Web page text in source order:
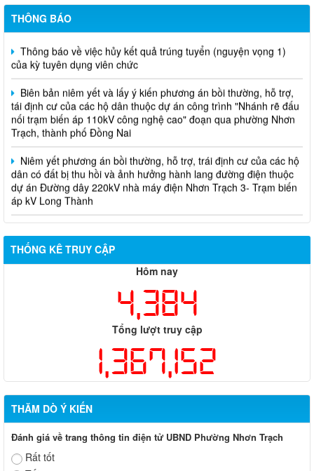
THÔNG BÁO
Niêm yết phương án bồi thường, hỗ trợ, tái định cư
Thông báo về việc hủy kết quả trúng tuyển (nguyện vọng 1)
của kỳ tuyên dụng viên chức
Biên bản niêm yết và lấy ý kiến phương án bồi thường, hỗ trợ,
tái định cư của các hộ dân thuộc dự án công trình "Nhánh rẽ đấu
nối trạm biến áp 110kV công nghệ cao" đoạn qua phường Nhơn
Trạch, thành phố Đồng Nai
Niêm yết phương án bồi thường, hỗ trợ, trái định cư của các hộ
dân có đất bị thu hồi và ảnh hưởng hành lang đường điện thuộc
dự án Đường dây 220kV nhà máy điện Nhơn Trạch 3- Trạm biến
áp kV Long Thành
Biên bản về việc niêm yết phương án bồi thường, hỗ trợ, tái
định cư của các hộ dân có đất bị thu hồi thuộc dự án nâng cấp
đường 25B cũ đoạn từ Trung tâm huyện Nhơn Trạch ra Quốc lộ
51, huyện Long Thành và huyện Nhơn Trạch
THỐNG KÊ TRUY CẬP
Hôm nay
4,384
Tổng lượt truy cập
1,367,152
THĂM DÒ Ý KIẾN
Đánh giá về trang thông tin điện tử UBND Phường Nhơn Trạch
Rất tốt